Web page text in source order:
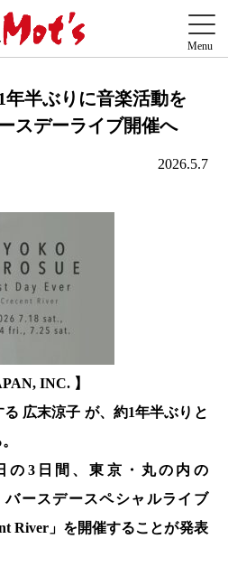
年半ぶりに音楽活動を
スデーライブ開催へ
2026.5.7
INC. 】
広末涼子 が、約1年半ぶりと
の3日間、東京・丸の内の
バースデースペシャルライブ
River」を開催することが発表